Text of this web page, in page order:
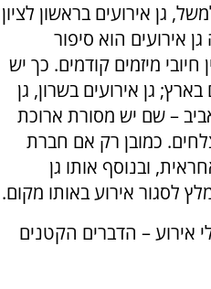
גן אירועים בראשון לציון
אירועים הוא סיפור
מיזמים קודמים. כך יש
גן אירועים בשרון, גן
– שם יש מסורת ארוכת
כמובן רק אם חברת
ובנוסף אותו גן
לסגור אירוע באותו מקום.
אירוע – הדברים הקטנים